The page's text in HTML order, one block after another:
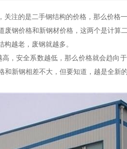
的是二手钢结构的价格，那么价格一
钢价格和新钢材价格，这两个是计算
越老，废钢就越多。
安全系数越低，那么价格就会趋向
和新钢相差不大，但要知道，越是全新